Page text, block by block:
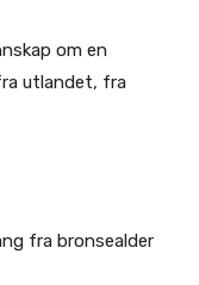
om en
utlandet, fra
fra bronsealder